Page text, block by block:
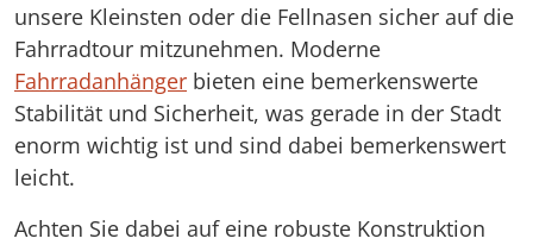
unsere Kleinsten oder die Fellnasen sicher auf die
Fahrradtour mitzunehmen. Moderne
Fahrradanhänger bieten eine bemerkenswerte
Stabilität und Sicherheit, was gerade in der Stadt
enorm wichtig ist und sind dabei bemerkenswert
leicht.
Achten Sie dabei auf eine robuste Konstruktion